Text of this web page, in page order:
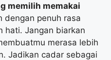
memilih memakai
dengan penuh rasa
hati. Jangan biarkan
merasa lebih
Jadikan cadar sebagai